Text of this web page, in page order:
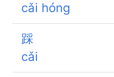
cǎi hóng
踩
cǎi